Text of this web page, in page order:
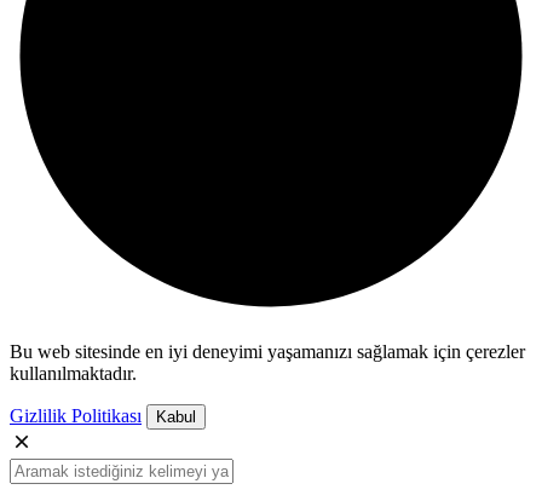
Bu web sitesinde en iyi deneyimi yaşamanızı sağlamak için çerezler
kullanılmaktadır.
Gizlilik Politikası Kabul